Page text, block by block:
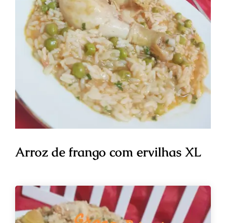
Arroz de frango com ervilhas XL